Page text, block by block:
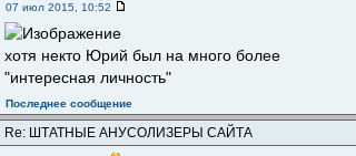
07 июл 2015, 10:52
хотя некто Юрий был на много более
"интересная личность"
Последнее сообщение
Re: ШТАТНЫЕ АНУСОЛИЗЕРЫ САЙТА